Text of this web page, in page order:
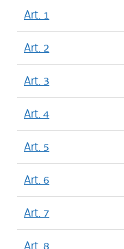
Art. 1
Art. 2
Art. 3
Art. 4
Art. 5
Art. 6
Art. 7
Art. 8